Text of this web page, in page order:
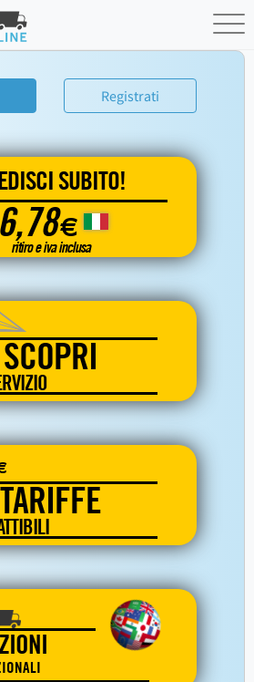
Registrati
SUBITO!
6,78€
ritiro e iva inclusa
SCOPRI
TARIFFE